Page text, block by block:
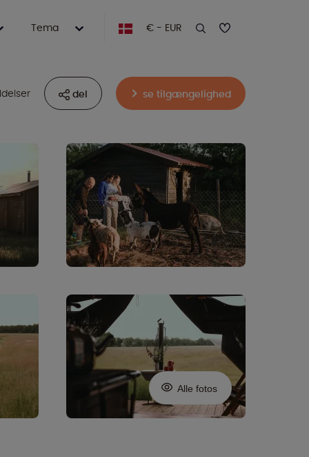
Tema € - EUR
del se tilgængelighed
Alle fotos